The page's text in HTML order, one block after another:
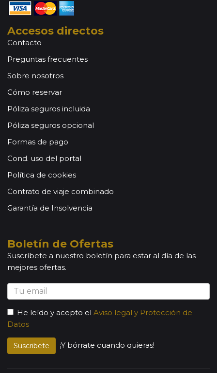
Accesos directos
Contacto
Preguntas frecuentes
Sobre nosotros
Cómo reservar
Póliza seguros incluida
Póliza seguros opcional
Formas de pago
Cond. uso del portal
Política de cookies
Contrato de viaje combinado
Garantía de Insolvencia
Boletín de Ofertas
Suscríbete a nuestro boletín para estar al día de las
mejores ofertas.
He leído y acepto el Aviso legal y Protección de
Datos
Suscribete ¡Y bórrate cuando quieras!